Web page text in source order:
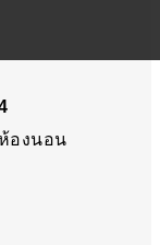
า-กิ่งแก้
มิ
: ถนนกิ่
องนอน